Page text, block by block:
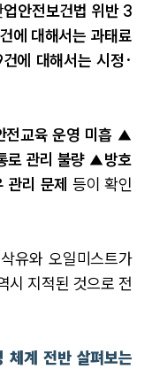
업안전보건법 위반 3
에 대해서는 과태료
에 대해서는 시정·
교육 운영 미흡 ▲
로 관리 불량 ▲방호
리 문제 등이 확인
유와 오일미스트가
시 지적된 것으로 전
체계 전반 살펴보는